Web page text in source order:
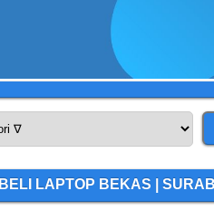
LAPTOP BEKAS |